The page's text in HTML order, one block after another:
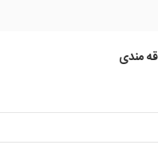
مندی